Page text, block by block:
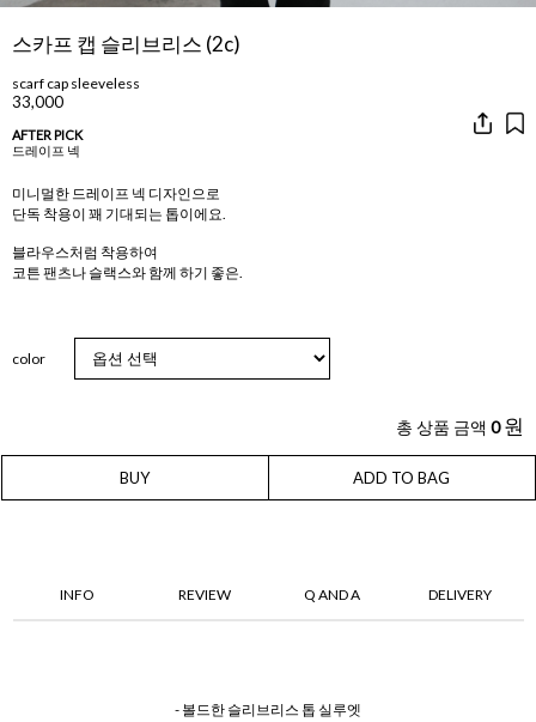
스카프 캡 슬리브리스 (2c)
scarf cap sleeveless
33,000
AFTER PICK
드레이프 넥
미니멀한 드레이프 넥 디자인으로
단독 착용이 꽤 기대되는 톱이에요.
블라우스처럼 착용하여
코튼 팬츠나 슬랙스와 함께 하기 좋은.
color
총 상품 금액 0 원
BUY ADD TO BAG
INFO REVIEW Q AND A DELIVERY
- 볼드한 슬리브리스 톱 실루엣